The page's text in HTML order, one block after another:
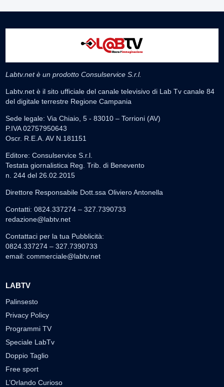
Labtv.net è un prodotto Consulservice S.r.l.
Labtv.net è il sito ufficiale del canale televisivo di Lab Tv canale 84
del digitale terrestre Regione Campania
Sede legale: Via Chiaio, 5 - 83010 – Torrioni (AV)
P.IVA 02757950643
Oscr. R.E.A. AV N.181151
Editore: Consulservice S.r.l.
Testata giornalistica Reg. Trib. di Benevento
n. 244 del 26.02.2015
Direttore Responsabile Dott.ssa Oliviero Antonella
Contatti: 0824.337274 – 327.7390733
redazione@labtv.net
Contattaci per la tua Pubblicità:
0824.337274 – 327.7390733
email: commerciale@labtv.net
LABTV
Palinsesto
Privacy Policy
Programmi TV
Speciale LabTv
Doppio Taglio
Free sport
L’Orlando Curioso